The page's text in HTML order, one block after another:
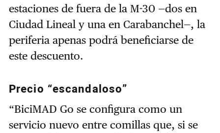
estaciones de fuera de la M-30 —dos en
Ciudad Lineal y una en Carabanchel—, la
periferia apenas podrá beneficiarse de
este descuento.
Precio “escandaloso”
“BiciMAD Go se configura como un
servicio nuevo entre comillas que, si se